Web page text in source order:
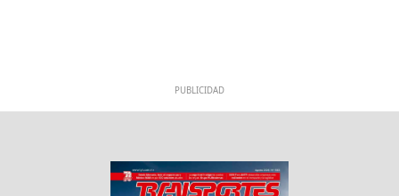
PUBLICIDAD